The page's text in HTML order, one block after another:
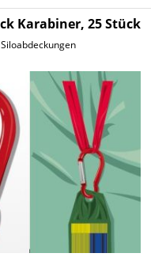
Karabiner, 25 Stück